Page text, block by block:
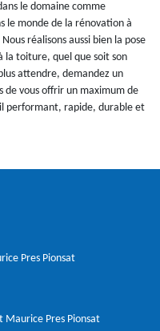
le domaine comme
le monde de la rénovation à
réalisons aussi bien la pose
la toiture, quel que soit son
attendre, demandez un
de vous offrir un maximum de
performant, rapide, durable et
Pres Pionsat
Maurice Pres Pionsat